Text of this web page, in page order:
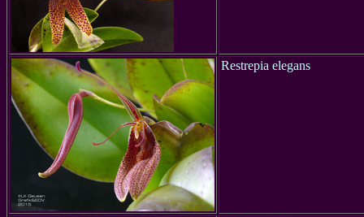
Restrepia elegans